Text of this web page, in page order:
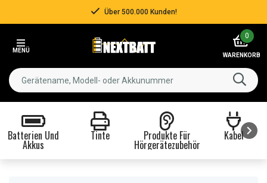
Über 500.000 Kunden!
MENÜ
0
WARENKORB
Batterien Und
Akkus
Tinte Produkte Für
Hörgerätezubehör
Kabel